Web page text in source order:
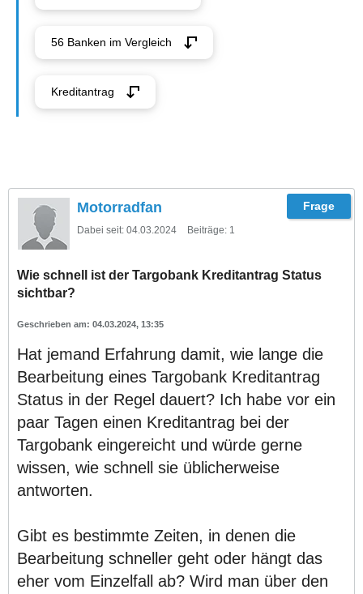
56 Banken im Vergleich
Kreditantrag
Motorradfan
Dabei seit: 04.03.2024 Beiträge: 1
Wie schnell ist der Targobank Kreditantrag Status
sichtbar?
04.03.2024, 13:35
Hat jemand Erfahrung damit, wie lange die
Bearbeitung eines Targobank Kreditantrag
Status in der Regel dauert? Ich habe vor ein
paar Tagen einen Kreditantrag bei der
Targobank eingereicht und würde gerne
wissen, wie schnell sie üblicherweise
antworten.
Gibt es bestimmte Zeiten, in denen die
Bearbeitung schneller geht oder hängt das
eher vom Einzelfall ab? Wird man über den